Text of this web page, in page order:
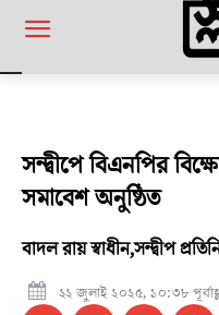
সন্দ্বীপে বিএনপির
সমাবেশ অনুষ্ঠিত
বাদল রায় স্বাধীন,সন্দ্বীপ
২২ জুলাই ২০২৫, ১০:৩৮